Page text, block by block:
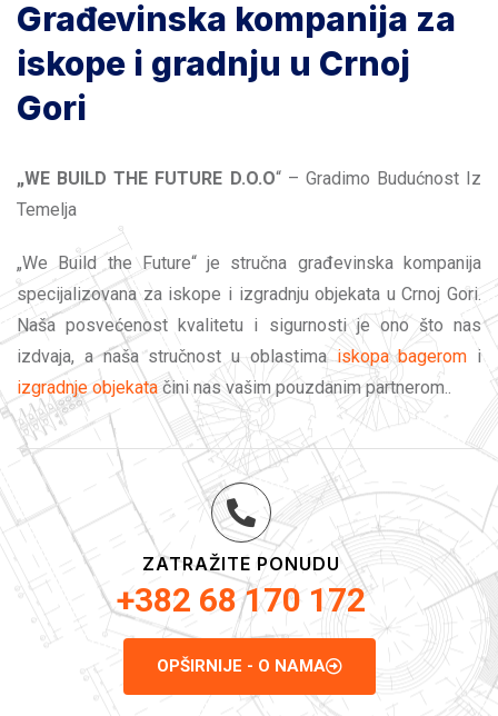
Građevinska kompanija za
iskope i gradnju u Crnoj
Gori
„WE BUILD THE FUTURE D.O.O“ – Gradimo Budućnost Iz
Temelja
„We Build the Future“ je stručna građevinska kompanija
specijalizovana za iskope i izgradnju objekata u Crnoj Gori.
Naša posvećenost kvalitetu i sigurnosti je ono što nas
izdvaja, a naša stručnost u oblastimaiskopa bagerom i
izgradnje objekata čini nas vašim pouzdanim partnerom..
ZATRAŽITE PONUDU
+382 68 170 172
OPŠIRNIJE - O NAMA